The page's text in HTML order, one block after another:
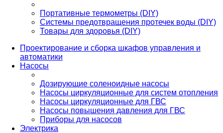
Портативные термометры (DIY)
Системы предотвращения протечек воды (DIY)
Товары для здоровья (DIY)
Проектирование и сборка шкафов управления и
автоматики
Насосы
Дозирующие соленоидные насосы
Насосы циркуляционные для систем отопления
Насосы циркуляционные для ГВС
Насосы повышения давления для ГВС
Приборы для насосов
Электрика